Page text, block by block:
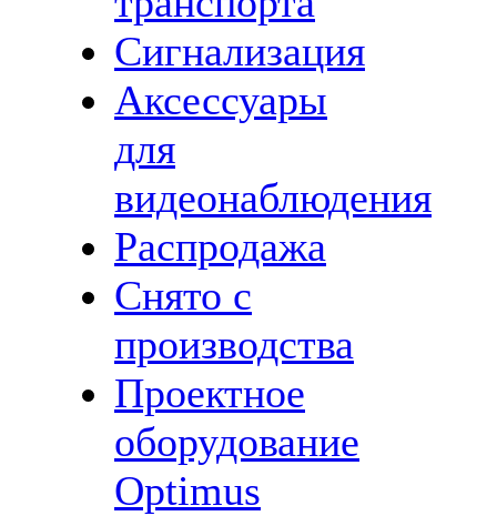
Сигнализация
Аксессуары
для
видеонаблюдения
Распродажа
Снято с
производства
Проектное
оборудование
Optimus